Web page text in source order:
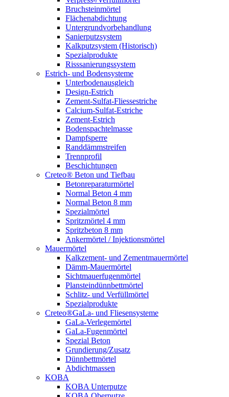
Bruchsteinmörtel
Flächenabdichtung
Untergrundvorbehandlung
Sanierputzsystem
Kalkputzsystem (Historisch)
Spezialprodukte
Risssanierungssystem
Estrich- und Bodensysteme
Unterbodenausgleich
Design-Estrich
Zement-Sulfat-Fliessestriche
Calcium-Sulfat-Estriche
Zement-Estrich
Bodenspachtelmasse
Dampfsperre
Randdämmstreifen
Trennprofil
Beschichtungen
Creteo® Beton und Tiefbau
Betonreparaturmörtel
Normal Beton 4 mm
Normal Beton 8 mm
Spezialmörtel
Spritzmörtel 4 mm
Spritzbeton 8 mm
Ankermörtel / Injektionsmörtel
Mauermörtel
Kalkzement- und Zementmauermörtel
Dämm-Mauermörtel
Sichtmauerfugenmörtel
Plansteindünnbettmörtel
Schlitz- und Verfüllmörtel
Spezialprodukte
Creteo®GaLa- und Fliesensysteme
GaLa-Verlegemörtel
GaLa-Fugenmörtel
Spezial Beton
Grundierung/Zusatz
Dünnbettmörtel
Abdichtmassen
KOBA
KOBA Unterputze